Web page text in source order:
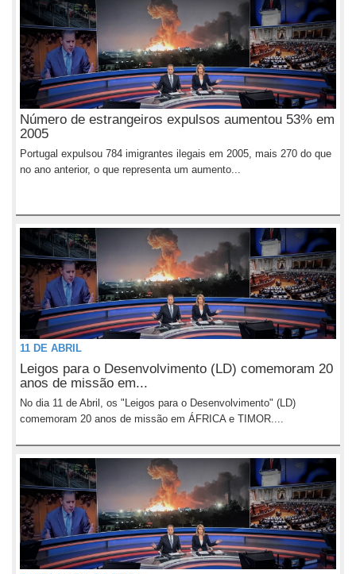
Número de estrangeiros expulsos aumentou 53% em
2005
Portugal expulsou 784 imigrantes ilegais em 2005, mais 270 do que
no ano anterior, o que representa um aumento...
11 DE ABRIL
Leigos para o Desenvolvimento (LD) comemoram 20
anos de missão em...
No dia 11 de Abril, os "Leigos para o Desenvolvimento" (LD)
comemoram 20 anos de missão em ÁFRICA e TIMOR....